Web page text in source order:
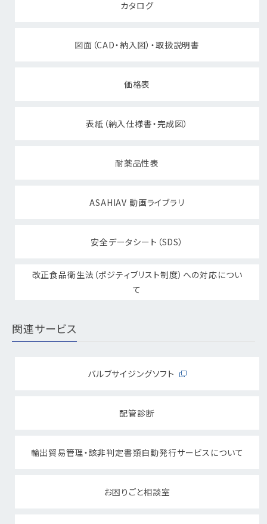
カタログ
図面（CAD・納入図）・取扱説明書
価格表
表紙（納入仕様書・完成図）
耐薬品性表
ASAHIAV 動画ライブラリ
安全データシート（SDS）
改正食品衛生法（ポジティブリスト制度）への対応につい
て
関連サービス
バルブサイジングソフト
配管診断
輸出貿易管理・該非判定書類自動発行サービスについて
お困りごと相談室